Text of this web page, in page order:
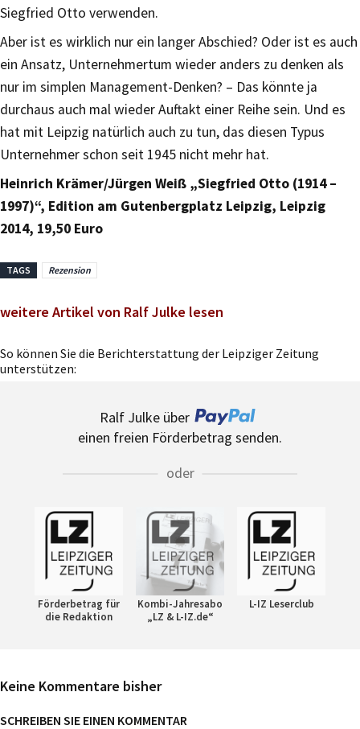
Siegfried Otto verwenden.
Aber ist es wirklich nur ein langer Abschied? Oder ist es auch
ein Ansatz, Unternehmertum wieder anders zu denken als
nur im simplen Management-Denken? – Das könnte ja
durchaus auch mal wieder Auftakt einer Reihe sein. Und es
hat mit Leipzig natürlich auch zu tun, das diesen Typus
Unternehmer schon seit 1945 nicht mehr hat.
Heinrich Krämer/Jürgen Weiß „Siegfried Otto (1914 –
1997)“, Edition am Gutenbergplatz Leipzig, Leipzig
2014, 19,50 Euro
TAGS Rezension
weitere Artikel von Ralf Julke lesen
So können Sie die Berichterstattung der Leipziger Zeitung
unterstützen:
Ralf Julke über
einen freien Förderbetrag senden.
oder
Förderbetrag für
die Redaktion
Kombi-Jahresabo
„LZ & L-IZ.de“
L-IZ Leserclub
Keine Kommentare bisher
SCHREIBEN SIE EINEN KOMMENTAR